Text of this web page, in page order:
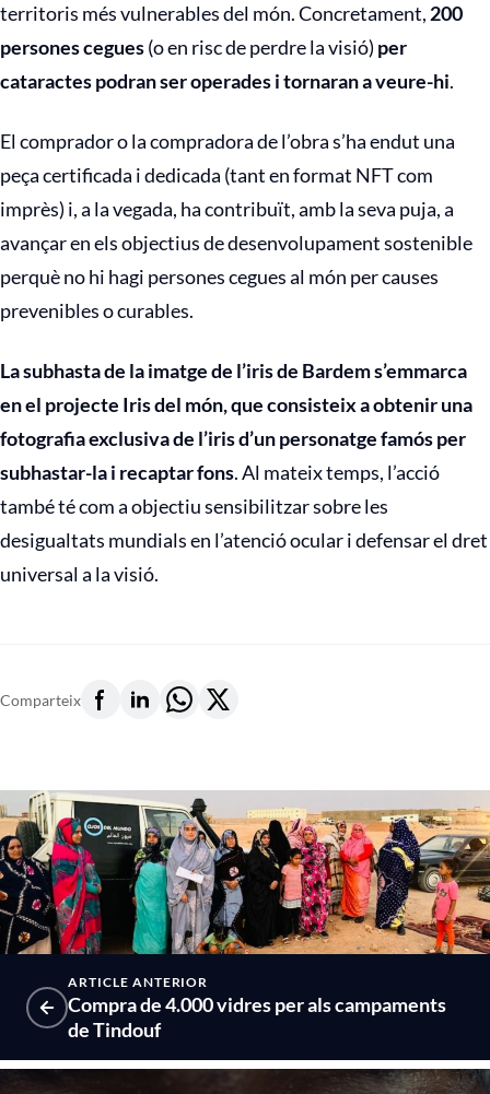
territoris més vulnerables del món. Concretament, 200
persones cegues(o en risc de perdre la visió) per
cataractes podran ser operades i tornaran a veure-hi.
El comprador o la compradora de l’obra s’ha endut una
peça certificada i dedicada (tant en format NFT com
imprès) i, a la vegada, ha contribuït, amb la seva puja, a
avançar en els objectius de desenvolupament sostenible
perquè no hi hagi persones cegues al món per causes
prevenibles o curables.
La subhasta de la imatge de l’iris de Bardem s’emmarca
en el projecte Iris del món, que consisteix a obtenir una
fotografia exclusiva de l’iris d’un personatge famós per
subhastar-la i recaptar fons. Al mateix temps, l’acció
també té com a objectiu sensibilitzar sobre les
desigualtats mundials en l’atenció ocular i defensar el dret
universal a la visió.
Comparteix
ARTICLE ANTERIOR
Compra de 4.000 vidres per als campaments
de Tindouf